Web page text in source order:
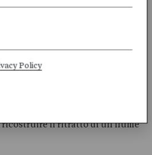
storia e mito, un viaggio
ricostruire il ritratto di un fiume
Policy